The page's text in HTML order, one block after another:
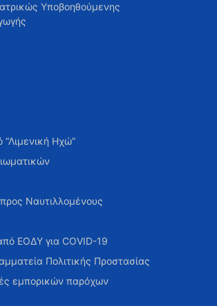
Υποβοηθούμενης
“Λιμενική Ηχώ”
Ναυτιλλομένους
ΕΟΔΥ για COVID-19
Πολιτικής Προστασίας
εμπορικών παρόχων